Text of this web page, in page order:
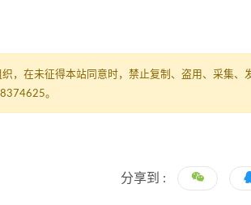
，在未征得本站同意时，禁止复制、盗用、采集、
。
分享到 :